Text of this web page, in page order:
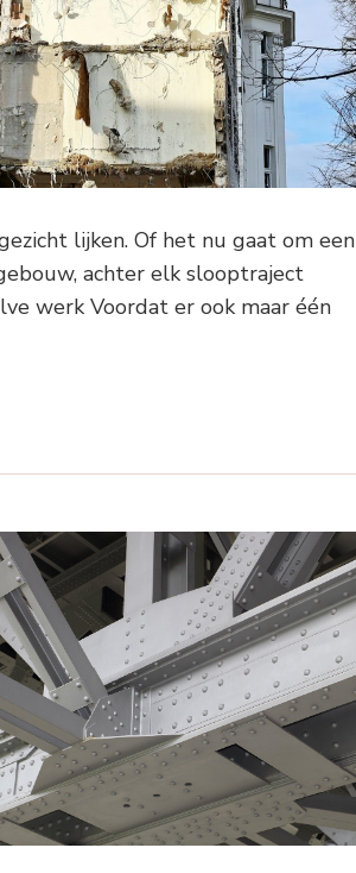
lijken. Of het nu gaat om een
achter elk slooptraject
werk Voordat er ook maar één